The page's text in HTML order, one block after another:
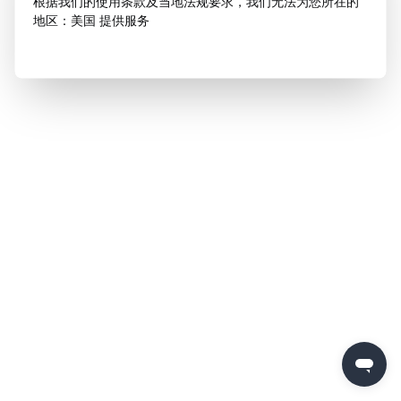
地区：美国 提供服务